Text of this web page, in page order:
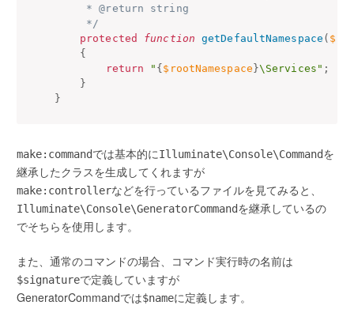
     * @return string
     */
protected
function getDefaultNamespace (
{
return
" { $rootNamespace }\Services" ;
}
}
make:commandでは基本的にIlluminate\Console\Commandを
継承したクラスを生成してくれますが
make:controllerなどを行っているファイルを見てみると、
Illuminate\Console\GeneratorCommandを継承しているの
でそちらを使用します。
また、通常のコマンドの場合、コマンド実行時の名前は
$signatureで定義していますが
GeneratorCommandでは$nameに定義します。